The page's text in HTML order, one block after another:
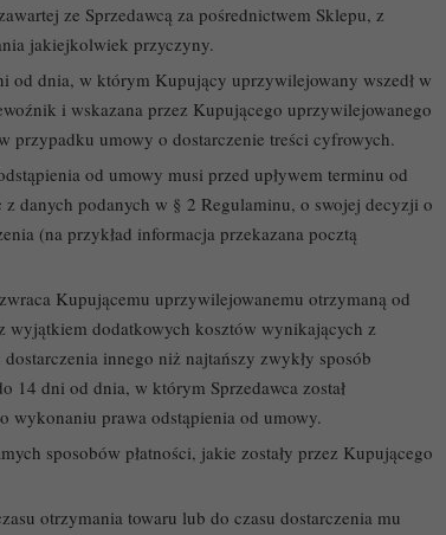
ze Sprzedawcą za pośrednictwem Sklepu, z
jakiejkolwiek przyczyny.
od dnia, w którym Kupujący uprzywilejowany wszedł w
i wskazana przez Kupującego uprzywilejowanego
przypadku umowy o dostarczenie treści cyfrowych.
od umowy musi przed upływem terminu od
danych podanych w § 2 Regulaminu, o swojej decyzji o
(na przykład informacja przekazana pocztą
Kupującemu uprzywilejowanemu otrzymaną od
wyjątkiem dodatkowych kosztów wynikających z
innego niż najtańszy zwykły sposób
14 dni od dnia, w którym Sprzedawca został
prawa odstąpienia od umowy.
sposobów płatności, jakie zostały przez Kupującego
otrzymania towaru lub do czasu dostarczenia mu